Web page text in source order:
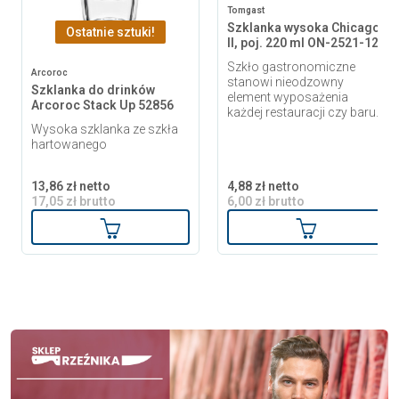
Ostatnie sztuki!
Arcoroc
Szklanka do drinków
Arcoroc Stack Up 52856
Wysoka szklanka ze szkła
hartowanego
13,86 zł netto
17,05 zł brutto
Dodaj do koszyka
Tomgast
Szklanka wysoka Chicago
II, poj. 220 ml ON-2521-12
Szkło gastronomiczne
stanowi nieodzowny
element wyposażenia
każdej restauracji czy baru.
4,88 zł netto
6,00 zł brutto
Dodaj do